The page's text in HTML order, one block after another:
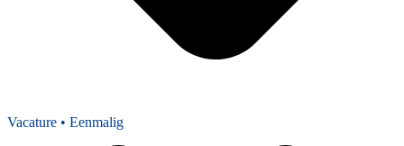
Vacature • Eenmalig